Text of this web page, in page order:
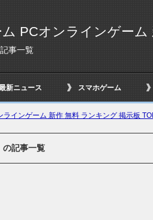
PCオンラインゲー
事一覧
新ニュース スマホゲーム
ラインゲーム 新作 無料 ランキング 掲示板
の記事一覧